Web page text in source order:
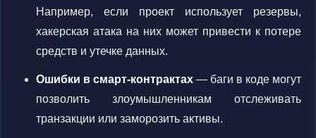
Например, если проект использует резервы,
хакерская атака на них может привести к потере
средств и утечке данных.
Ошибки в смарт-контрактах — баги в коде могут
позволить злоумышленникам отслеживать
транзакции или заморозить активы.